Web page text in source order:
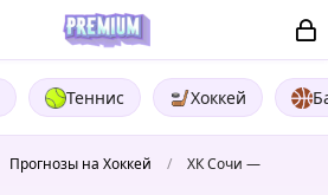
Теннис Хоккей
Прогнозы на Хоккей /
ХК Сочи —